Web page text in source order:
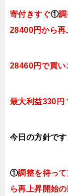
寄付きすぐ①
28400円から再
28460円で買い
最大利益330円
今日 の方針です
①調整を待っ
ら再上昇開始